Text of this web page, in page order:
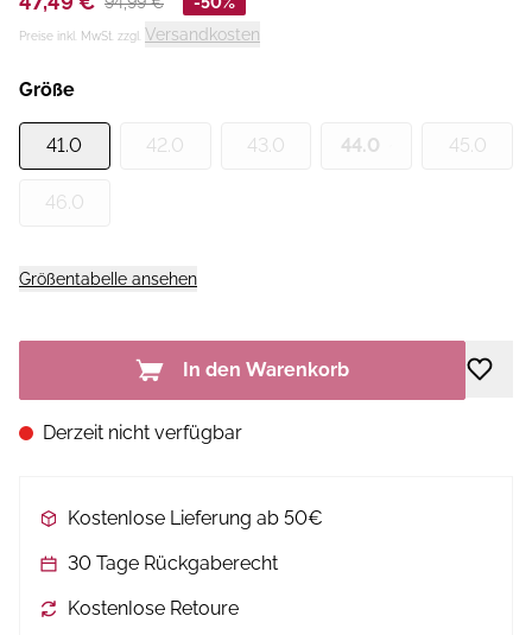
Preise inkl. MwSt. zzgl. Versandkosten
Größe
41.0 42.0 43.0 44.0 45.0
46.0
Größentabelle ansehen
In den Warenkorb
Derzeit nicht verfügbar
Kostenlose Lieferung ab 50€
30 Tage Rückgaberecht
Kostenlose Retoure